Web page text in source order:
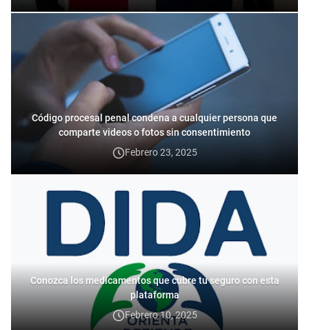
Código procesal penal condena a cualquier persona que
comparte videos o fotos sin consentimiento
Febrero 23, 2025
Conozca los medicamentos que cubre tu seguro con esta
plataforma
Febrero 10, 2025